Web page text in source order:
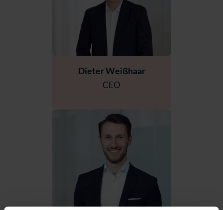
Dieter Weißhaar
CEO